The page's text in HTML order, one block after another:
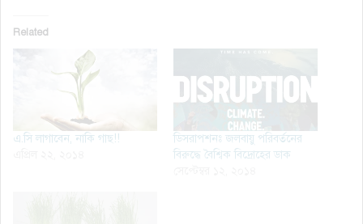
Related
এ.সি লাগাবেন, নাকি গাছ!!
ডিসরাপশনঃ জলবায়ু পরিবর্তনের
বিরুদ্ধে বৈশ্বিক বিদ্রোহের ডাক